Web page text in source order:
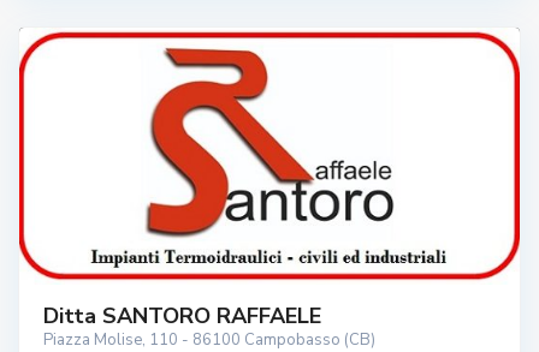
Ditta SANTORO RAFFAELE
Piazza Molise, 110 - 86100 Campobasso (CB)